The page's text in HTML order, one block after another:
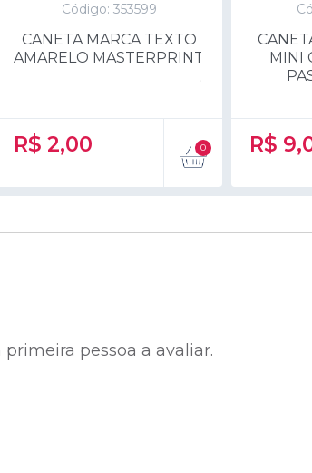
Código: 353599
CANETA MARCA TEXTO
AMARELO MASTERPRINT
R$ 2,00
MINI
R$
pessoa a avaliar.